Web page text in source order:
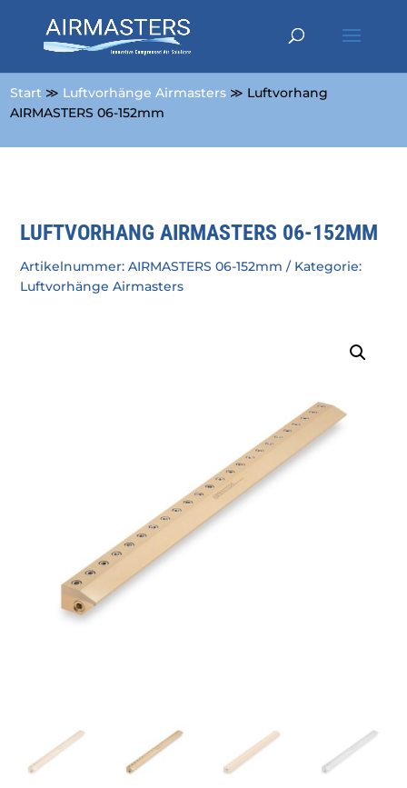
Start ≫ Luftvorhänge Airmasters ≫ Luftvorhang
AIRMASTERS 06-152mm
LUFTVORHANG AIRMASTERS 06-152MM
Artikelnummer:AIRMASTERS 06-152mm
Kategorie:
Luftvorhänge Airmasters